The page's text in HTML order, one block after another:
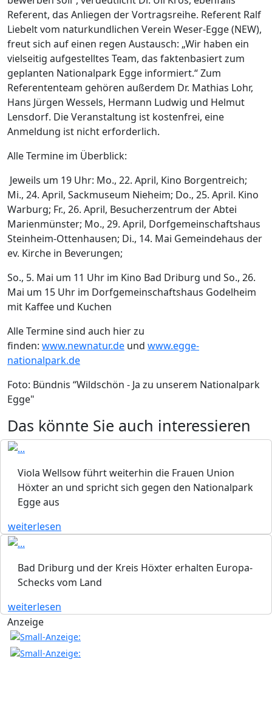
Referent, das Anliegen der Vortragsreihe. Referent Ralf
Liebelt vom naturkundlichen Verein Weser-Egge (NEW),
freut sich auf einen regen Austausch: „Wir haben ein
vielseitig aufgestelltes Team, das faktenbasiert zum
geplanten Nationalpark Egge informiert.“ Zum
Referententeam gehören außerdem Dr. Mathias Lohr,
Hans Jürgen Wessels, Hermann Ludwig und Helmut
Lensdorf. Die Veranstaltung ist kostenfrei, eine
Anmeldung ist nicht erforderlich.
Alle Termine im Überblick:
Jeweils um 19 Uhr: Mo., 22. April, Kino Borgentreich;
Mi., 24. April, Sackmuseum Nieheim; Do., 25. April. Kino
Warburg; Fr., 26. April, Besucherzentrum der Abtei
Marienmünster; Mo., 29. April, Dorfgemeinschaftshaus
Steinheim-Ottenhausen; Di., 14. Mai Gemeindehaus der
ev. Kirche in Beverungen;
So., 5. Mai um 11 Uhr im Kino Bad Driburg und So., 26.
Mai um 15 Uhr im Dorfgemeinschaftshaus Godelheim
mit Kaffee und Kuchen
Alle Termine sind auch hier zu
finden: www.newnatur.de und www.egge-
nationalpark.de
Foto: Bündnis “Wildschön - Ja zu unserem Nationalpark
Egge"
Das könnte Sie auch interessieren
Viola Wellsow führt weiterhin die Frauen Union
Höxter an und spricht sich gegen den Nationalpark
Egge aus
weiterlesen
Bad Driburg und der Kreis Höxter erhalten Europa-
Schecks vom Land
weiterlesen
Anzeige